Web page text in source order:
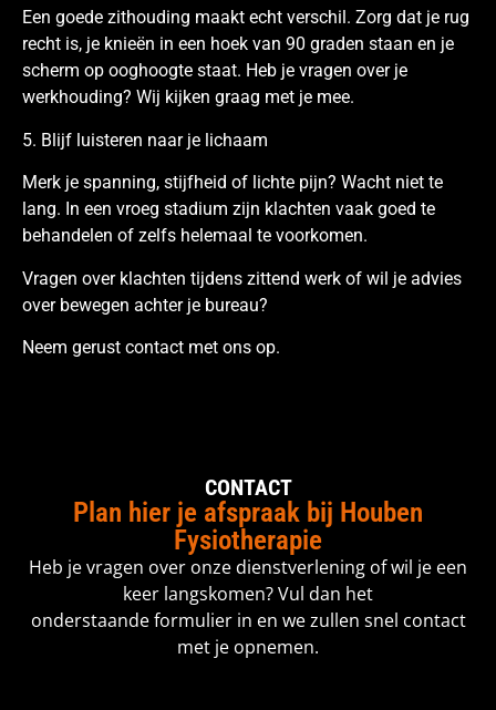
Een goede zithouding maakt echt verschil. Zorg dat je rug
recht is, je knieën in een hoek van 90 graden staan en je
scherm op ooghoogte staat. Heb je vragen over je
werkhouding? Wij kijken graag met je mee.
5. Blijf luisteren naar je lichaam
Merk je spanning, stijfheid of lichte pijn? Wacht niet te
lang. In een vroeg stadium zijn klachten vaak goed te
behandelen of zelfs helemaal te voorkomen.
Vragen over klachten tijdens zittend werk of wil je advies
over bewegen achter je bureau?
Neem gerust contact met ons op.
CONTACT
Plan hier je afspraak bij Houben
Fysiotherapie
Heb je vragen over onze dienstverlening of wil je een
keer langskomen? Vul dan het
onderstaande formulier in en we zullen snel contact
met je opnemen.